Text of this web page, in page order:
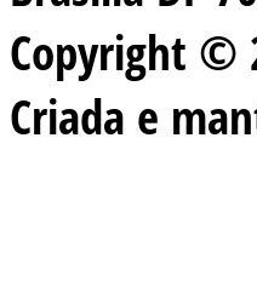
Copyright ©
Criada e